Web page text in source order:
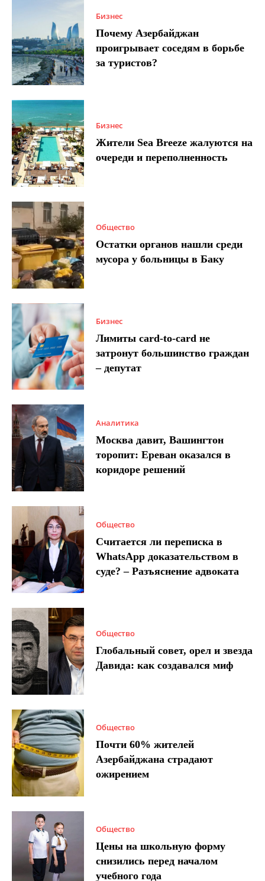
Бизнес
Почему Азербайджан
проигрывает соседям в борьбе
за туристов?
Бизнес
Жители Sea Breeze жалуются на
очереди и переполненность
Общество
Остатки органов нашли среди
мусора у больницы в Баку
Бизнес
Лимиты card-to-card не
затронут большинство граждан
– депутат
Аналитика
Москва давит, Вашингтон
торопит: Ереван оказался в
коридоре решений
Общество
Считается ли переписка в
WhatsApp доказательством в
суде? – Разъяснение адвоката
Общество
Глобальный совет, орел и звезда
Давида: как создавался миф
Общество
Почти 60% жителей
Азербайджана страдают
ожирением
Общество
Цены на школьную форму
снизились перед началом
учебного года